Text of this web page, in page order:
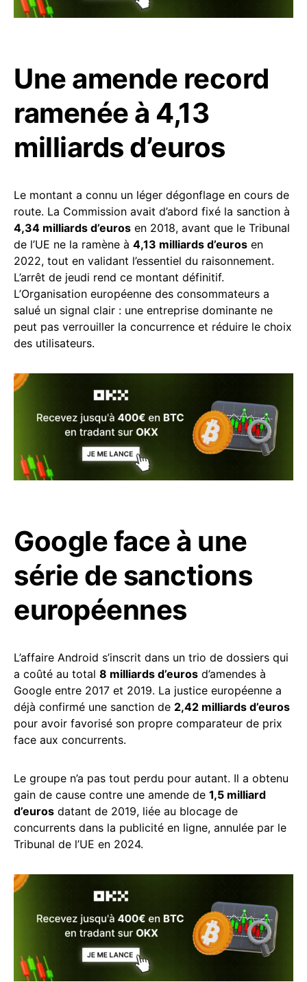
Une amende record
ramenée à 4,13
milliards d’euros
Le montant a connu un léger dégonflage en cours de
route. La Commission avait d’abord fixé la sanction à
4,34 milliards d’euros en 2018, avant que le Tribunal
de l’UE ne la ramène à 4,13 milliards d’euros en
2022, tout en validant l’essentiel du raisonnement.
L’arrêt de jeudi rend ce montant définitif.
L’Organisation européenne des consommateurs a
salué un signal clair : une entreprise dominante ne
peut pas verrouiller la concurrence et réduire le choix
des utilisateurs.
Google face à une
série de sanctions
européennes
L’affaire Android s’inscrit dans un trio de dossiers qui
a coûté au total 8 milliards d’euros d’amendes à
Google entre 2017 et 2019. La justice européenne a
déjà confirmé une sanction de 2,42 milliards d’euros
pour avoir favorisé son propre comparateur de prix
face aux concurrents.
Le groupe n’a pas tout perdu pour autant. Il a obtenu
gain de cause contre une amende de 1,5 milliard
d’euros datant de 2019, liée au blocage de
concurrents dans la publicité en ligne, annulée par le
Tribunal de l’UE en 2024.